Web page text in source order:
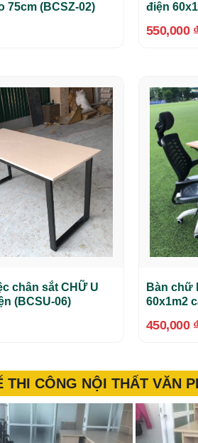
75cm (BCSZ-02)
điện
550,000
chân sắt CHỮ U
(BCSU-06)
Bàn chữ
60x1m2
450,000
THI CÔNG NỘI THẤT VĂN